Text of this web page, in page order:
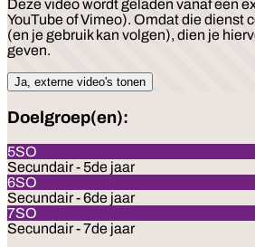
Deze video wordt geladen vanaf een
YouTube of Vimeo). Omdat die dienst
(en je gebruik kan volgen), dien je
geven.
Ja, externe video's tonen
Doelgroep(en):
5SO
Secundair - 5de jaar
6SO
Secundair - 6de jaar
7SO
Secundair - 7de jaar